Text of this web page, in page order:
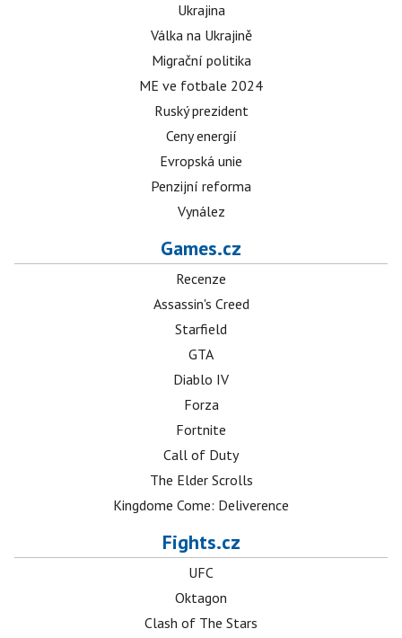
Ukrajina
Válka na Ukrajině
Migrační politika
ME ve fotbale 2024
Ruský prezident
Ceny energií
Evropská unie
Penzijní reforma
Vynález
Games.cz
Recenze
Assassin's Creed
Starfield
GTA
Diablo IV
Forza
Fortnite
Call of Duty
The Elder Scrolls
Kingdome Come: Deliverence
Fights.cz
UFC
Oktagon
Clash of The Stars